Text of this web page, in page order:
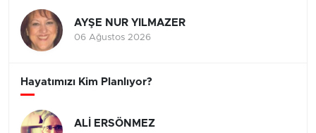
AYŞE NUR YILMAZER
06 Ağustos 2026
Hayatımızı Kim Planlıyor?
ALİ ERSÖNMEZ